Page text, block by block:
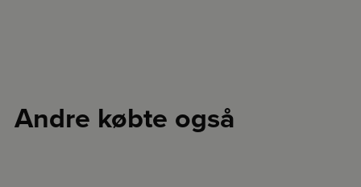
Andre købte også